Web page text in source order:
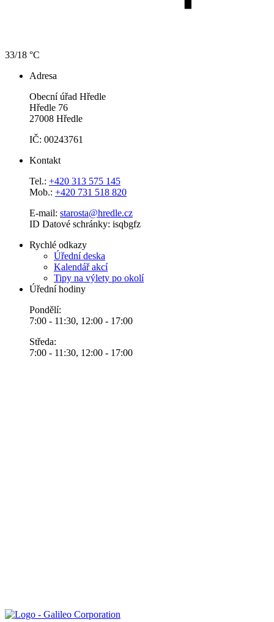
33/18 °C
Adresa
Obecní úřad Hředle
Hředle 76
27008 Hředle
IČ: 00243761
Kontakt
Tel.: +420 313 575 145
Mob.: +420 731 518 820
E-mail: starosta@hredle.cz
ID Datové schránky: isqbgfz
Rychlé odkazy
Úřední deska
Kalendář akcí
Tipy na výlety po okolí
Úřední hodiny
Pondělí:
7:00 - 11:30, 12:00 - 17:00
Středa:
7:00 - 11:30, 12:00 - 17:00